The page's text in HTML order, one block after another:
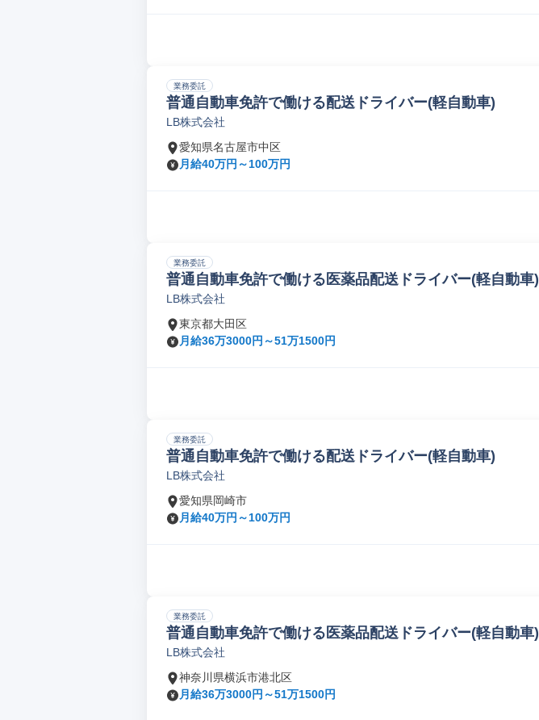
業務委託
普通自動車免許で働ける配送ドライバー(軽自動車)
LB株式会社
愛知県名古屋市中区
月給40万円～100万円
業務委託
普通自動車免許で働ける医薬品配送ドライバー(軽自動車)
LB株式会社
東京都大田区
月給36万3000円～51万1500円
業務委託
普通自動車免許で働ける配送ドライバー(軽自動車)
LB株式会社
愛知県岡崎市
月給40万円～100万円
業務委託
普通自動車免許で働ける医薬品配送ドライバー(軽自動車)
LB株式会社
神奈川県横浜市港北区
月給36万3000円～51万1500円